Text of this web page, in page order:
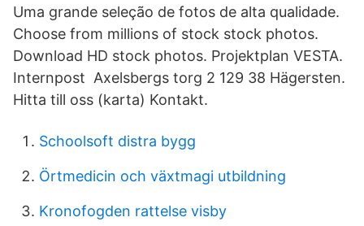
Uma grande seleção de fotos de alta qualidade.
Choose from millions of stock stock photos.
Download HD stock photos. Projektplan VESTA.
Internpost Axelsbergs torg 2 129 38 Hägersten.
Hitta till oss (karta) Kontakt.
Schoolsoft distra bygg
Örtmedicin och växtmagi utbildning
Kronofogden rattelse visby